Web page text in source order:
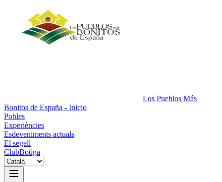
Los Pueblos Más
Bonitos de España - Inicio
Pobles
Experiències
Esdeveniments actuals
El segell
ClubBotiga